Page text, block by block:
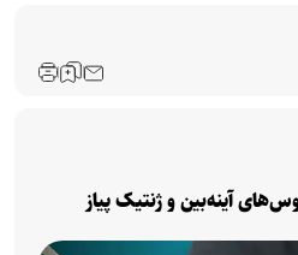
آینه‌بین و ژنتیک پیاز